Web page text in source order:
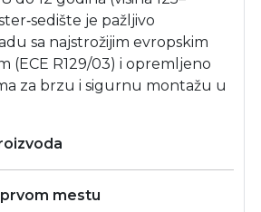
je pažljivo
sa najstrožijim evropskim
(ECE R129/03) i opremljeno
za brzu i sigurnu montažu u
mestu